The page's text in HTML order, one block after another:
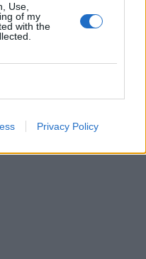
Use,
of my
with the
Privacy Policy
Pasaulis
dronai smogė